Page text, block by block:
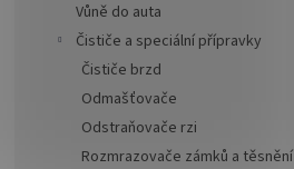
Vůně do auta
Čističe a speciální přípravky
Čističe brzd
Odmašťovače
Odstraňovače rzi
Rozmrazovače zámků a těsnění